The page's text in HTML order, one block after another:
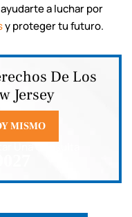
a luchar por
y proteger tu futuro.
De Los
Jersey
MISMO
Una Consulta